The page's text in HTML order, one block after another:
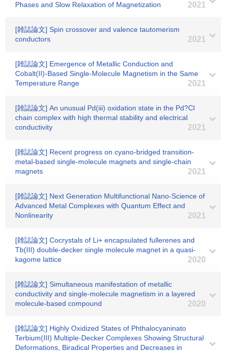
Phases and Slow Relaxation of Magnetization
2021
[雑誌論文] Spin crossover and valence tautomerism
conductors
2021
[雑誌論文] Emergence of Metallic Conduction and
Cobalt(II)-Based Single-Molecule Magnetism in the Same
Temperature Range
2021
[雑誌論文] An unusual Pd(iii) oxidation state in the Pd?Cl
chain complex with high thermal stability and electrical
conductivity
2021
[雑誌論文] Recent progress on cyano-bridged transition-
metal-based single-molecule magnets and single-chain
magnets
2021
[雑誌論文] Next Generation Multifunctional Nano-Science of
Advanced Metal Complexes with Quantum Effect and
Nonlinearity
2021
[雑誌論文] Cocrystals of Li+ encapsulated fullerenes and
Tb(III) double-decker single molecule magnet in a quasi-
kagome lattice
2020
[雑誌論文] Simultaneous manifestation of metallic
conductivity and single-molecule magnetism in a layered
molecule-based compound
2020
[雑誌論文] Highly Oxidized States of Phthalocyaninato
Terbium(III) Multiple‐Decker Complexes Showing Structural
Deformations, Biradical Properties and Decreases in